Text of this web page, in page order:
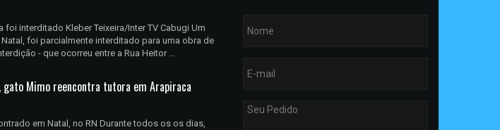
foi interditado Kleber Teixeira/Inter TV Cabugi Um
foi parcialmente interditado para uma obra de
- que ocorreu entre a Rua Heitor ...
Mimo reencontra tutora em Arapiraca
em Natal, no RN Durante todos os os dias,